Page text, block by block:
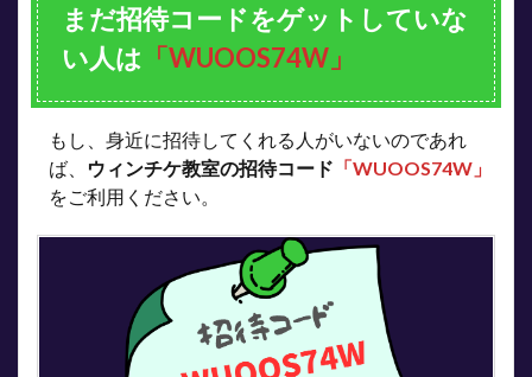
まだ招待コードをゲットしていな
い人は 「WUOOS74W 」
もし、身近に招待してくれる人がいないのであれ
ば、
ウィンチケ教室の招待コード 「WUOOS74W 」
をご利用ください。